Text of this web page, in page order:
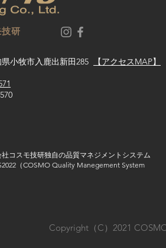
研
小牧市入鹿出新田285 【アクセスMAP】
コスモ技研独自の品質マネジメントシステム
（COSMO Quality Manegement System
Copyright（C）2021